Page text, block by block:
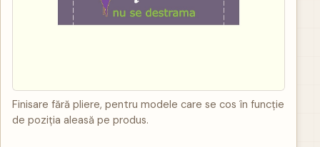
Finisare fără pliere, pentru modele care se cos în funcție
de poziția aleasă pe produs.